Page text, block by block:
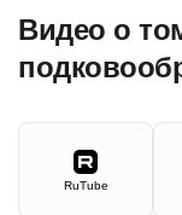
Видео о
RuTube